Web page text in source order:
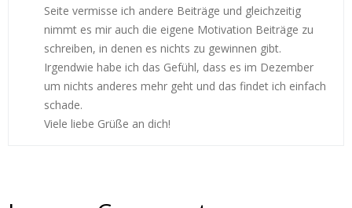
Seite vermisse ich andere Beiträge und gleichzeitig
nimmt es mir auch die eigene Motivation Beiträge zu
schreiben, in denen es nichts zu gewinnen gibt.
Irgendwie habe ich das Gefühl, dass es im Dezember
um nichts anderes mehr geht und das findet ich einfach
schade.
Viele liebe Grüße an dich!